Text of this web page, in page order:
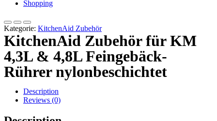
Shopping
Kategorie: KitchenAid Zubehör
KitchenAid Zubehör für KM
4,3L & 4,8L Feingebäck-
Rührer nylonbeschichtet
Description
Reviews (0)